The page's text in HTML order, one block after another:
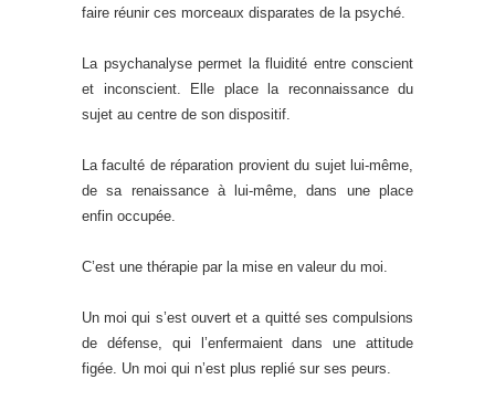
faire réunir ces morceaux disparates de la psyché.
La psychanalyse permet la fluidité entre conscient
et inconscient. Elle place la reconnaissance du
sujet au centre de son dispositif.
La faculté de réparation provient du sujet lui-même,
de sa renaissance à lui-même, dans une place
enfin occupée.
C’est une thérapie par la mise en valeur du moi.
Un moi qui s’est ouvert et a quitté ses compulsions
de défense, qui l’enfermaient dans une attitude
figée. Un moi qui n’est plus replié sur ses peurs.